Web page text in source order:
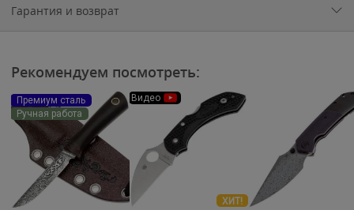
Гарантия и возврат
Рекомендуем посмотреть:
Премиум сталь
Ручная работа
Видео
ХИТ!